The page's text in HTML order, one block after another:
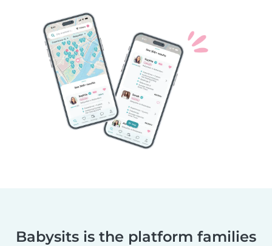
Babysits is the platform families